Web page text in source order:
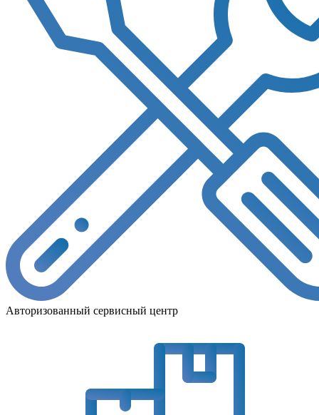
Авторизованный сервисный центр